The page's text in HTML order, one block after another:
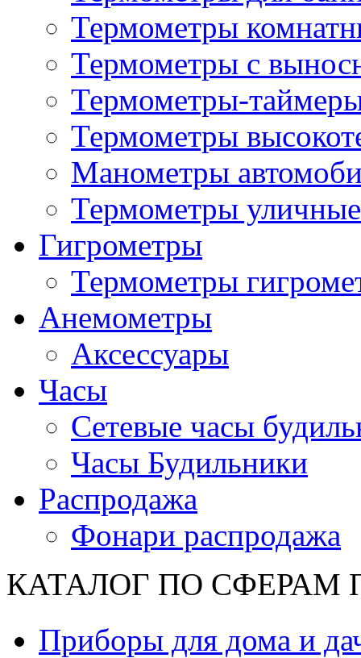
Термометры
Термометры с
Термометры-
Термометры
Манометры
Термометры уличные
Гигрометры
Термометры
Анемометры
Аксессуары
Часы
Сетевые часы
Часы Будильники
Распродажа
Фонари распродажа
КАТАЛОГ ПО СФЕРАМ
Приборы для дома и